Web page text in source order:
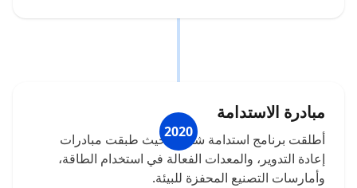
مبادرة الاستدامة
أطلقت برنامج استدامة شامل، حيث طبقت مبادرات
إعادة التدوير، والمعدات الفعالة في استخدام الطاقة،
وأمارسات التصنيع المحفزة للبيئة.
2020